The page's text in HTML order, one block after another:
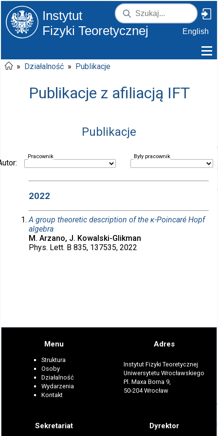
Instytut
Fizyki Teoretycznej
English
» Działalność » Publikacje
Publikacje z afiliacją IFT
Publikacje
Pracownik Były pracownik
2022
A group theoretic description of the κ-Poincaré Hopf
algebra
M. Arzano, J. Kowalski-Glikman
Phys. Lett. B 835, 137535, 2022
Menu
Struktura
Osoby
Działalność
Wydarzenia
Kontakt
Adres
Instytut Fizyki Teoretycznej
Uniwersytetu Wrocławskiego
Pl. Maxa Borna 9,
50-204 Wrocław
Sekretariat Dyrektor